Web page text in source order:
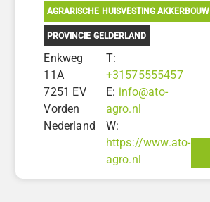
AGRARISCHE HUISVESTING AKKERBOUW
PROVINCIE GELDERLAND
Enkweg
11A
7251 EV
Vorden
Nederland
T:
+31575555457
E: info@ato-
agro.nl
W:
https://www.ato-
agro.nl